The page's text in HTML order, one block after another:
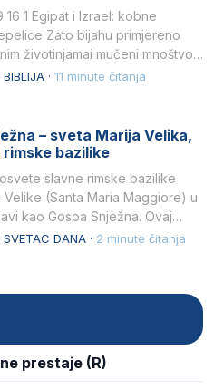
16 1 Egipat i Izrael: kobne
Zato bijahu primjereno
životinjamai mučeni mnoštvom
· 11 minute čitanja
– sveta Marija Velika,
bazilike
slavne rimske bazilike
Velike (Santa Maria Maggiore) u
kao Gospa Snježna. Ovaj
Maria…DANA · 2 minute čitanja
prestaje (R)